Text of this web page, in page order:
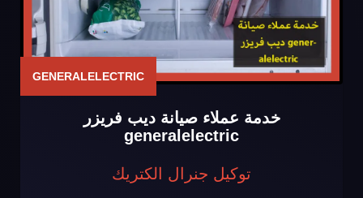
GENERALELECTRIC
خدمة عملاء صيانة ديب فريزر
generalelectric
توكيل جنرال الكتريك